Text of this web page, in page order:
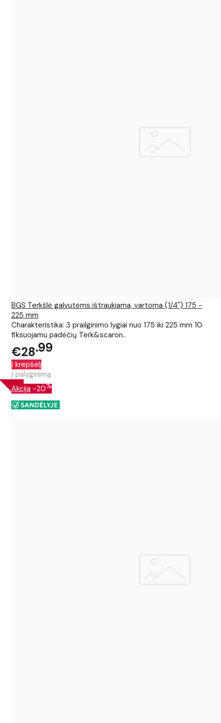
BGS Terkšlė galvutėms ištraukiama, vartoma (1/4") 175 -
225 mm
Charakteristika: 3 prailginimo lygiai nuo 175 iki 225 mm 10
fiksuojamu padėčių Terk&scaron..
€28 99
Į krepšelį
Į palyginimą
Akcija -20%